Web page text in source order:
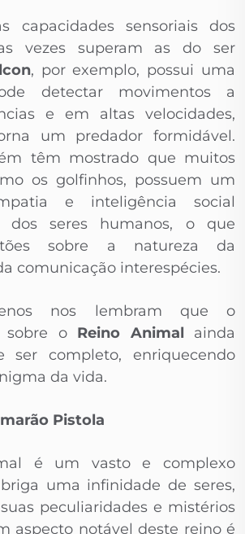
capacidades sensoriais dos
vezes superam as do ser
, por exemplo, possui uma
detectar movimentos a
e em altas velocidades,
um predador formidável.
têm mostrado que muitos
os golfinhos, possuem um
e inteligência social
dos seres humanos, o que
sobre a natureza da
comunicação interespécies.
nos lembram que o
sobre o Reino Animal ainda
ser completo, enriquecendo
da vida.
Pistola
é um vasto e complexo
uma infinidade de seres,
peculiaridades e mistérios
aspecto notável deste reino é